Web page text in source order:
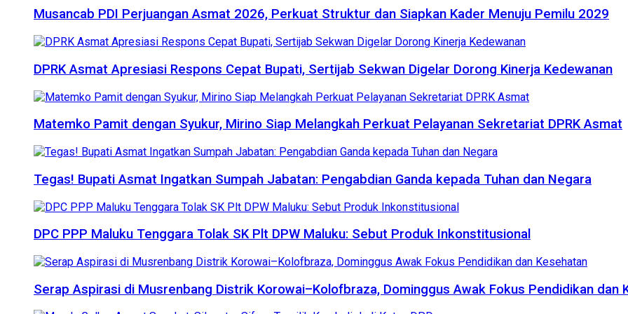
Musancab PDI Perjuangan Asmat 2026, Perkuat Struktur dan Siapkan Kader Menuju Pemilu 2029
DPRK Asmat Apresiasi Respons Cepat Bupati, Sertijab Sekwan Digelar Dorong Kinerja Kedewanan
Matemko Pamit dengan Syukur, Mirino Siap Melangkah Perkuat Pelayanan Sekretariat DPRK Asmat
Tegas! Bupati Asmat Ingatkan Sumpah Jabatan: Pengabdian Ganda kepada Tuhan dan Negara
DPC PPP Maluku Tenggara Tolak SK Plt DPW Maluku: Sebut Produk Inkonstitusional
Serap Aspirasi di Musrenbang Distrik Korowai–Kolofbraza, Dominggus Awak Fokus Pendidikan dan